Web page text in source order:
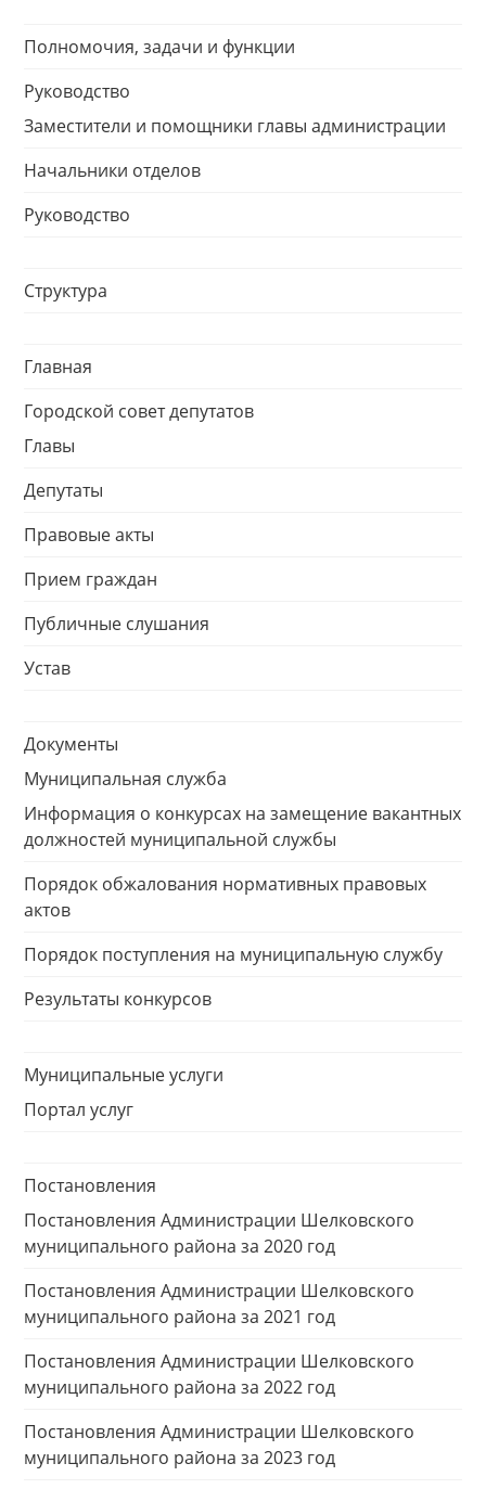
Полномочия, задачи и функции
Руководство
Заместители и помощники главы администрации
Начальники отделов
Руководство
Структура
Главная
Городской совет депутатов
Главы
Депутаты
Правовые акты
Прием граждан
Публичные слушания
Устав
Документы
Муниципальная служба
Информация о конкурсах на замещение вакантных
должностей муниципальной службы
Порядок обжалования нормативных правовых
актов
Порядок поступления на муниципальную службу
Результаты конкурсов
Муниципальные услуги
Портал услуг
Постановления
Постановления Администрации Шелковского
муниципального района за 2020 год
Постановления Администрации Шелковского
муниципального района за 2021 год
Постановления Администрации Шелковского
муниципального района за 2022 год
Постановления Администрации Шелковского
муниципального района за 2023 год